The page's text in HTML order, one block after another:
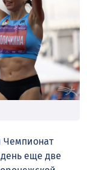
Чемпионат
еще две